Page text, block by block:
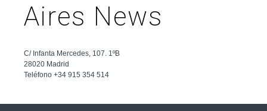
Aires News
C/ Infanta Mercedes, 107. 1ºB
28020 Madrid
Teléfono +34 915 354 514